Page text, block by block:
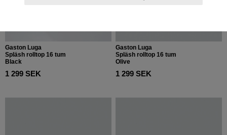
Gaston Luga
Spläsh rolltop 16 tum
Black
1 299 SEK
Gaston Luga
Spläsh rolltop 16 tum
Olive
1 299 SEK